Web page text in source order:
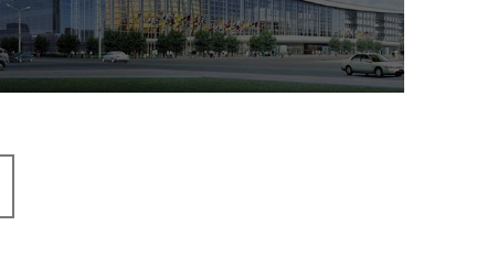
服务行业 专业服务 网站建设 网站设计